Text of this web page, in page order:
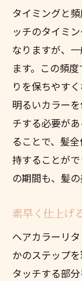
タイミングと
ッチのタイミ
なりますが、
ます。この頻
りを保ちやす
明るいカラー
チする必要が
ることで、髪
持することが
の期間も、髪
素早く仕上げ
ヘアカラーリ
かのステップ
タッチする部